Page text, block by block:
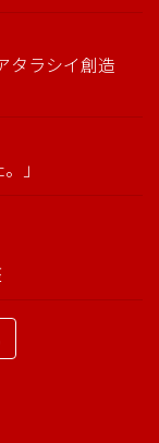
タラシイ創造
」
”を読む